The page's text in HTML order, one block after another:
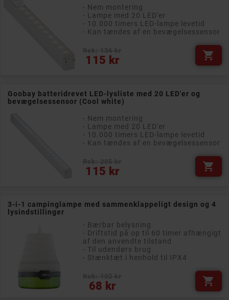
- Nem montering
- Lampe med 20 LED'er
- 10.000 timers LED-lampe levetid
- Kan tændes af en bevægelsessensor
115 kr
Pris 
Goobay batteridrevet LED-lysliste med 20 LED'er og
bevægelsessensor (Cool white)
- Nem montering
- Lampe med 20 LED'er
- 10.000 timers LED-lampe levetid
- Kan tændes af en bevægelsessensor
115 kr
Pris 
3-i-1 campinglampe med sammenklappeligt design og 4
lysindstillinger
- Bærbar belysning
- Driftstid på op til 60 timer afhængigt
af den anvendte tilstand
- Til udendørs brug
- Stænktæt i henhold til IPX4
68 kr
Pris 